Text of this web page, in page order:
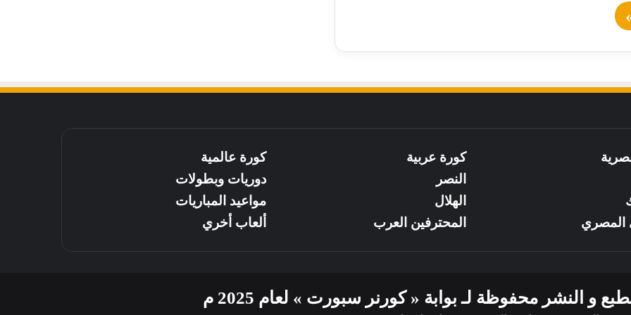
المصري
كورة عربية
النصر
الهلال
المحترفين العرب
كورة عالمية
دوريات وبطولات
مواعيد المباريات
ألعاب أخري
و النشر محفوظة لـ بوابة « كورنر سبورت » لعام 2025 م